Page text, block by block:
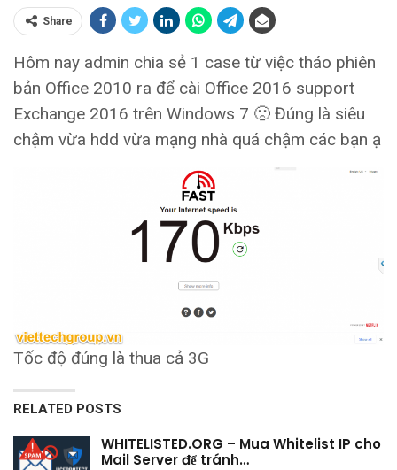
Share
Hôm nay admin chia sẻ 1 case từ việc tháo phiên
bản Office 2010 ra để cài Office 2016 support
Exchange 2016 trên Windows 7 🙁 Đúng là siêu
chậm vừa hdd vừa mạng nhà quá chậm các bạn ạ
Tốc độ đúng là thua cả 3G
RELATED POSTS
WHITELISTED.ORG – Mua Whitelist IP cho
Mail Server để tránh…